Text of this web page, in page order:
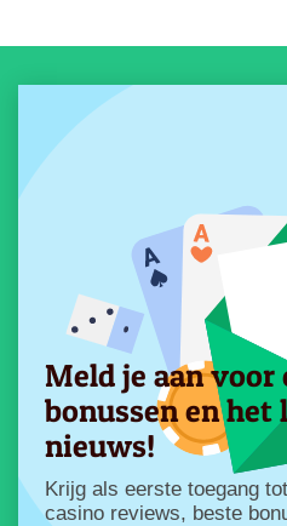
Meld je aan voor
bonussen en het
nieuws!
Krijg als eerste toegang
casino reviews, beste